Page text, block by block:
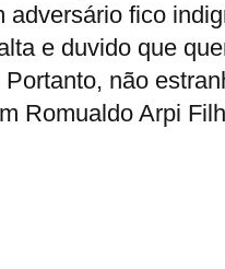
adversário fico
e duvido que
não
Romualdo Arpi